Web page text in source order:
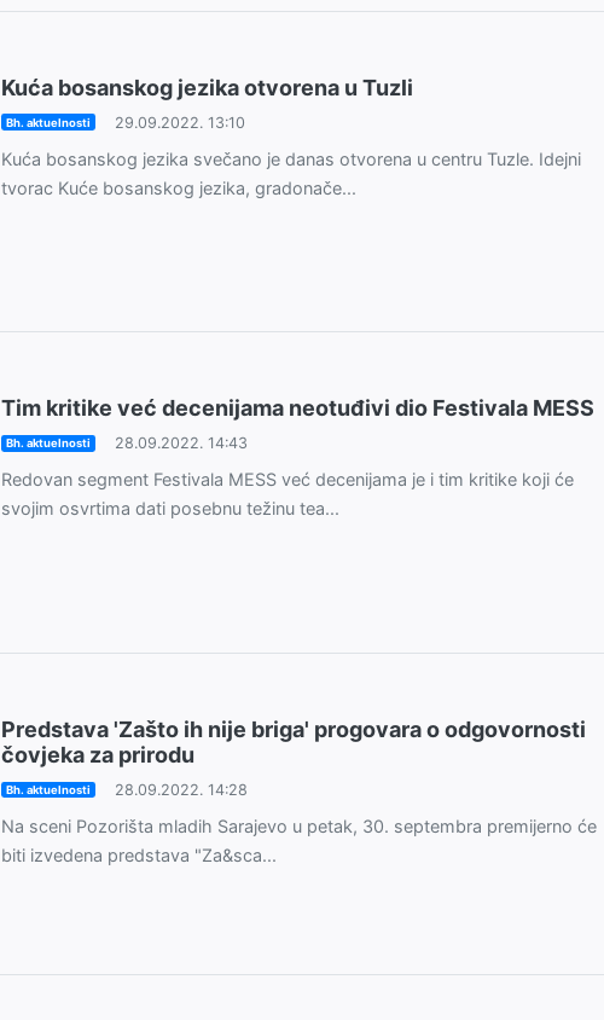
Kuća bosanskog jezika otvorena u Tuzli
Bh. aktuelnosti 29.09.2022. 13:10
Kuća bosanskog jezika svečano je danas otvorena u centru Tuzle. Idejni
tvorac Kuće bosanskog jezika, gradonače...
Tim kritike već decenijama neotuđivi dio Festivala MESS
Bh. aktuelnosti 28.09.2022. 14:43
Redovan segment Festivala MESS već decenijama je i tim kritike koji će
svojim osvrtima dati posebnu težinu tea...
Predstava 'Zašto ih nije briga' progovara o odgovornosti
čovjeka za prirodu
Bh. aktuelnosti 28.09.2022. 14:28
Na sceni Pozorišta mladih Sarajevo u petak, 30. septembra premijerno će
biti izvedena predstava "Za&sca...